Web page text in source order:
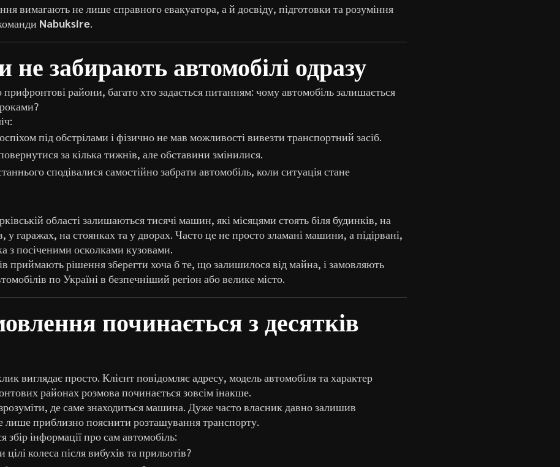
вимагають не лише справного евакуатора, а й досвіду, підготовки та розуміння
Nabuksire.
забирають автомобілі одразу
райони, багато хто задається питанням: чому автомобіль залишається
під обстрілами і фізично не мав можливості вивезти транспортний засіб.
за кілька тижнів, але обставини змінилися.
сподівалися самостійно забрати автомобіль, коли ситуація стане
області залишаються тисячі машин, які місяцями стоять біля будинків, на
у гаражах, на стоянках та у дворах. Часто це не просто зламані машини, а підірвані,
з посіченими осколками кузовами.
приймають рішення зберегти хоча б те, що залишилося від майна, і замовляють
по Україні в безпечніший регіон або велике місто.
починається з десятків
виглядає просто. Клієнт повідомляє адресу, модель автомобіля та характер
районах розмова починається зовсім інакше.
де саме знаходиться машина. Дуже часто власник давно залишив
лише приблизно пояснити розташування транспорту.
збір інформації про сам автомобіль:
цілі колеса після вибухів та прильотів?